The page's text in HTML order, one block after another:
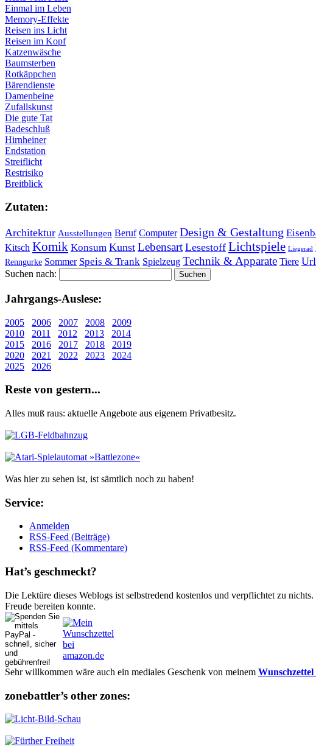
Einmal im Leben
Memory-Effekte
Reisen ins Licht
Reisen im Kopf
Katzenwäsche
Baumsterben
Rotkäppchen
Bärendienste
Damenbeine
Zufallskunst
Die gute Tat
Badeschluß
Hirnheiner
Endstation
Streiflicht
Restrisiko
Breitblick
Zu­ta­ten:
Architektur Ausstellungen Beruf Computer Design & Gestaltung
Kitsch Komik Konsum Kunst Lebensart Lesestoff Lichtspiele Liegerad
Renngurke Sommer Speis & Trank Spielzeug Technik & Apparate Tiere
Suchen nach:
Jahr­gangs-Aus­le­se:
2005 2006 2007 2008
2009
2010
2011 2012 2013
2014
2015
2016 2017 2018
2019
2020
2021 2022 2023
2024
2025
2026
Re­ste von ge­stern...
Alles muß raus: aktuelle An­ge­bo­te aus eigenem Privatbesitz.
Was hier zu sehen ist, ist sämt­lich noch zu haben!
Ser­vice:
Anmelden
RSS-Feed (Beiträge)
RSS-Feed (Kommentare)
Hat’s ge­schmeckt?
Die Lektüre dieses Weblogs ist selbstredend kostenlos und ver­pflich­tet zu
Freude bereiten konnte.
Sehr willkommen wäre auch ein mediales Geschenk von meinem Wunschzettel
zonebattler’s other zo­nes: